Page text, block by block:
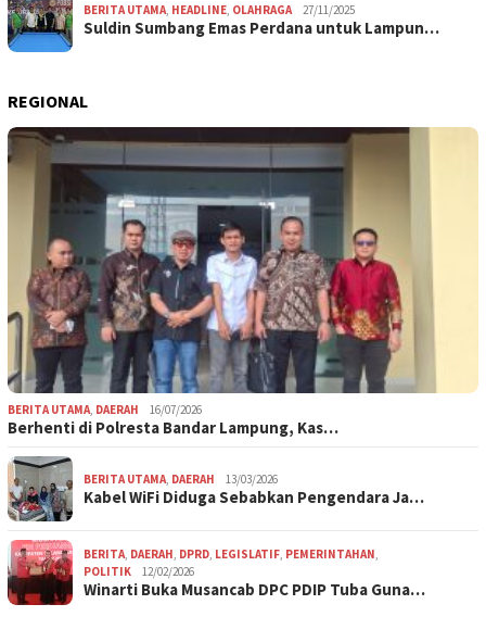
BERITA UTAMA HEADLINE OLAHRAGA 27/11/2025
Suldin Sumbang Emas Perdana untuk Lampun…
REGIONAL
BERITA UTAMA, DAERAH 16/07/2026
Berhenti di Polresta Bandar Lampung, Kas…
BERITA UTAMA, DAERAH 13/03/2026
Kabel WiFi Diduga Sebabkan Pengendara Ja…
BERITA, DAERAH, DPRD, LEGISLATIF, PEMERINTAHAN,
POLITIK
12/02/2026
Winarti Buka Musancab DPC PDIP Tuba Guna…